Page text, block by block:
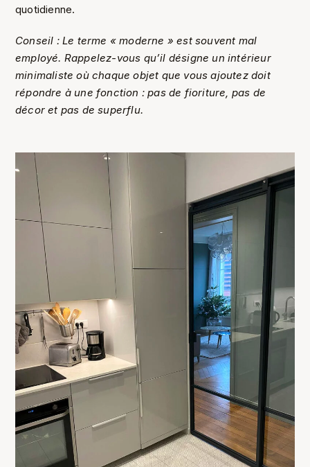
quotidienne.
Conseil : Le terme « moderne » est souvent mal
employé. Rappelez-vous qu’il désigne un intérieur
minimaliste où chaque objet que vous ajoutez doit
répondre à une fonction : pas de fioriture, pas de
décor et pas de superflu.